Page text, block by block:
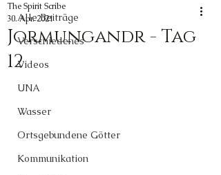
Alle Beiträge
Verschiedenes
Videos
UNA
Wasser
Ortsgebundene Götter
Kommunikation
Jormungandr - Tag
12
The Spirit Scribe
30. Apr. 2021